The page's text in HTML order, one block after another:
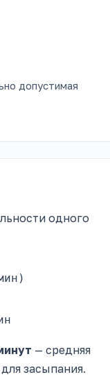
допустимая
одного
— средняя
засыпания.